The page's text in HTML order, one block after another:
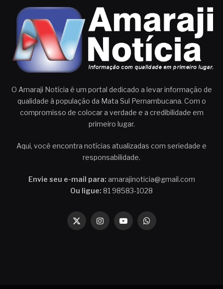
O Amaraji Notícia é um portal dedicado a levar informação de
qualidade à população da Mata Sul Pernambucana. Com o
compromisso de colocar a verdade e a credibilidade em
primeiro lugar.
Aqui, você encontra notícias atualizadas com seriedade e
responsabilidade.
Envie seu e-mail para: amarajinoticia@gmail.com
Ou ligue: 81 98583-1028
X
InstagramYouTubeWhatsApp